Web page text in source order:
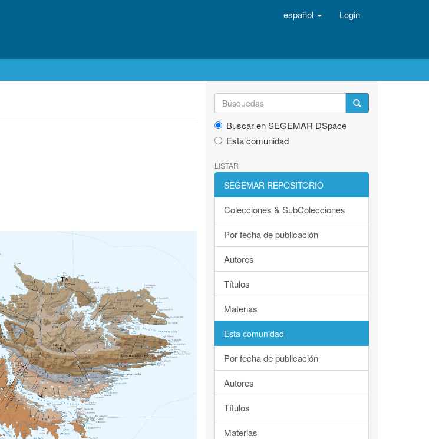
español Login
Buscar en SEGEMAR DSpace
Esta comunidad
LISTAR
SEGEMAR REPOSITORIO
Colecciones & SubColecciones
Por fecha de publicación
Autores
Títulos
Materias
Esta comunidad
Por fecha de publicación
Autores
Títulos
Materias